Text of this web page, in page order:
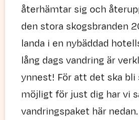
återhämtar sig och
den stora skogsbranden
landa i en nybäddad
lång dags vandring är
ynnest! För att det ska bli
möjligt för just dig har vi
vandringspaket här nedan.